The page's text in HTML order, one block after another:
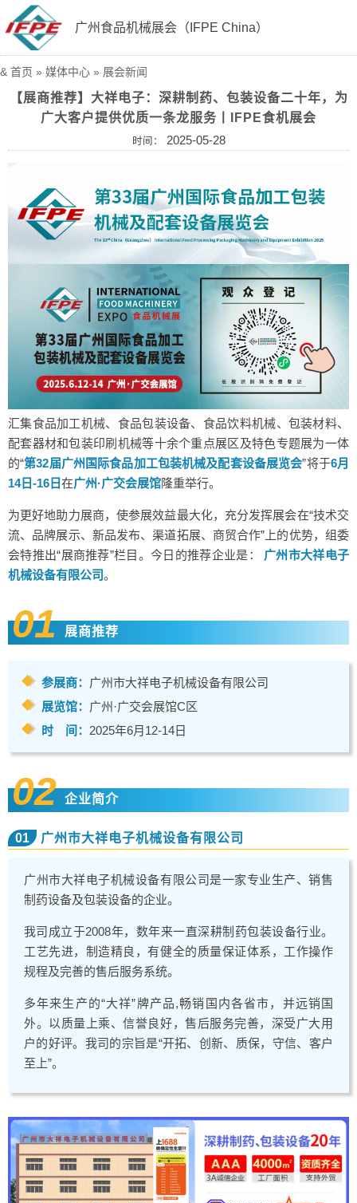
广州食品机械展会（IFPE China）
& 首页 » 媒体中心 » 展会新闻
【展商推荐】大祥电子：深耕制药、包装设备二十年，为
广大客户提供优质一条龙服务丨IFPE食机展会
时间： 2025-05-28
汇集食品加工机械、食品包装设备、食品饮料机械、包装材料、
配套器材和包装印刷机械等十余个重点展区及特色专题展为一体
的“第32届广州国际食品加工包装机械及配套设备展览会”将于6月
14日-16日在广州·广交会展馆隆重举行。
为更好地助力展商，使参展效益最大化，充分发挥展会在“技术交
流、品牌展示、新品发布、渠道拓展、商贸合作”上的优势，组委
会特推出“展商推荐”栏目。今日的推荐企业是： 广州市大祥电子
机械设备有限公司。
01 展商推荐
参展商： 广州市大祥电子机械设备有限公司
展览馆： 广州·广交会展馆C区
时 间： 2025年6月12-14日
02 企业简介
01 广州市大祥电子机械设备有限公司
广州市大祥电子机械设备有限公司是一家专业生产、销售
制药设备及包装设备的企业。
我司成立于2008年，数年来一直深耕制药包装设备行业。
工艺先进，制造精良，有健全的质量保证体系，工作操作
规程及完善的售后服务系统。
多年来生产的“大祥”牌产品,畅销国内各省市，并远销国
外。以质量上乘、信誉良好，售后服务完善，深受广大用
户的好评。我司的宗旨是“开拓、创新、质保，守信、客户
至上”。